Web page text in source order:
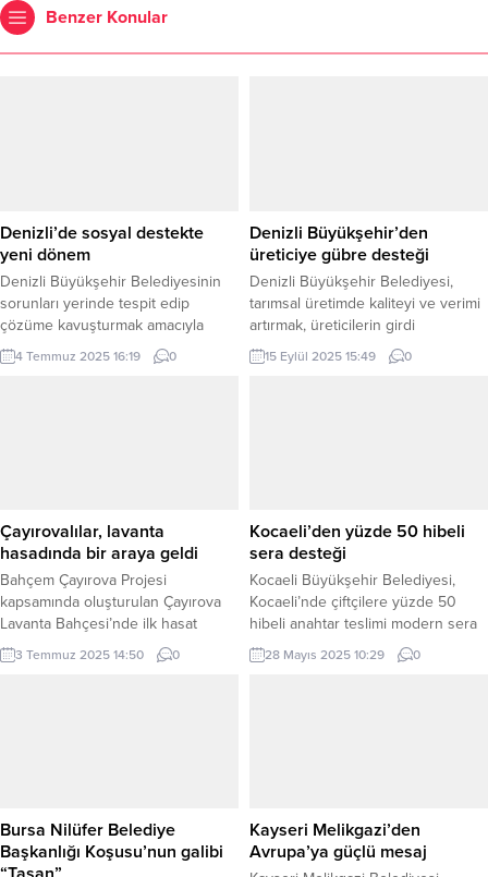
Benzer Konular
Denizli’de sosyal destekte
yeni dönem
Denizli Büyükşehir Belediyesinin
sorunları yerinde tespit edip
çözüme kavuşturmak amacıyla
başlattığı proje kapsamında 6
sosyal hizmet uzmanı ve sosyolog,
yaşayan vatandaşların sorunlarını
yerinde tespit edip çözüme
kavuşturmak amacıyla...
4 Temmuz 2025 16:19 0
Denizli Büyükşehir’den
üreticiye gübre desteği
Denizli Büyükşehir Belediyesi,
tarımsal üretimde kaliteyi ve verimi
artırmak, üreticilerin girdi
maliyetlerini düşürmek amacıyla
kompoze gübre desteği başlattı.
yararlanabilecek. Başvuru
sahiplerinin ÇKS belgesinde...
15 Eylül 2025 15:49 0
Çayırovalılar, lavanta
hasadında bir araya geldi
Bahçem Çayırova Projesi
kapsamında oluşturulan Çayırova
Lavanta Bahçesi’nde ilk hasat
gerçekleştirildi. KOCAELİ (İGFA) –
Kocaeli Çayırova’da doğayla iç içe,
Lavanta Bahçesi’nde ilk hasat
gerçekleştirildi. Çayırova Belediyesi
Park ve...
3 Temmuz 2025 14:50 0
Kocaeli’den yüzde 50 hibeli
sera desteği
Kocaeli Büyükşehir Belediyesi,
Kocaeli’nde çiftçilere yüzde 50
hibeli anahtar teslimi modern sera
kurulumu desteği veriyor. Destek
için üreticilerden talepler alınmaya
üreticiler, 3 Haziran Salı gününe
kadar talepte...
28 Mayıs 2025 10:29 0
Bursa Nilüfer Belediye
Başkanlığı Koşusu’nun galibi
Kayseri Melikgazi’den
Avrupa’ya güçlü mesaj